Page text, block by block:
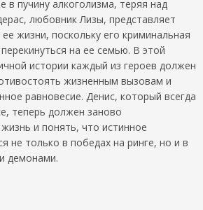
в пучину алкоголизма, теряя над
любовник Лизы, представляет
ее жизни, поскольку его криминальная
на ее семью. В этой
истории каждый из героев должен
жизненным вызовам и
равновесие. Денис, который всегда
теперь должен заново
и понять, что истинное
не только в победах на ринге, но и в
демонами.